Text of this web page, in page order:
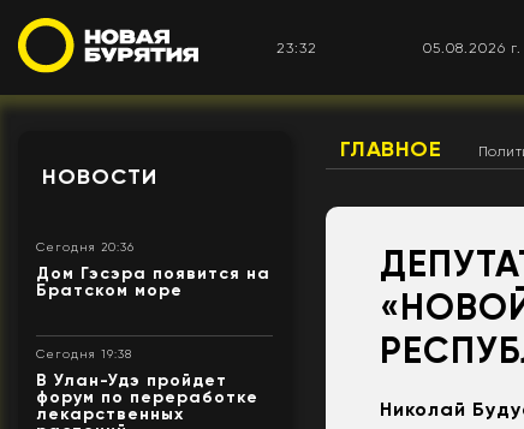
23:32 05.08.2026 г.
НОВОСТИ
Сегодня 20:36
Дом Гэсэра появится на
Братском море
Сегодня 19:38
В Улан-Удэ пройдет
форум по переработке
лекарственных
ГЛАВНОЕ
Николай